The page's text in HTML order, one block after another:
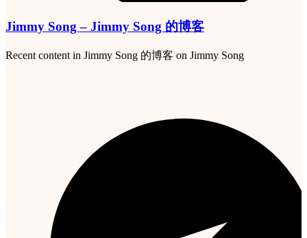
Jimmy Song – Jimmy Song 的博客
Recent content in Jimmy Song 的博客 on Jimmy Song